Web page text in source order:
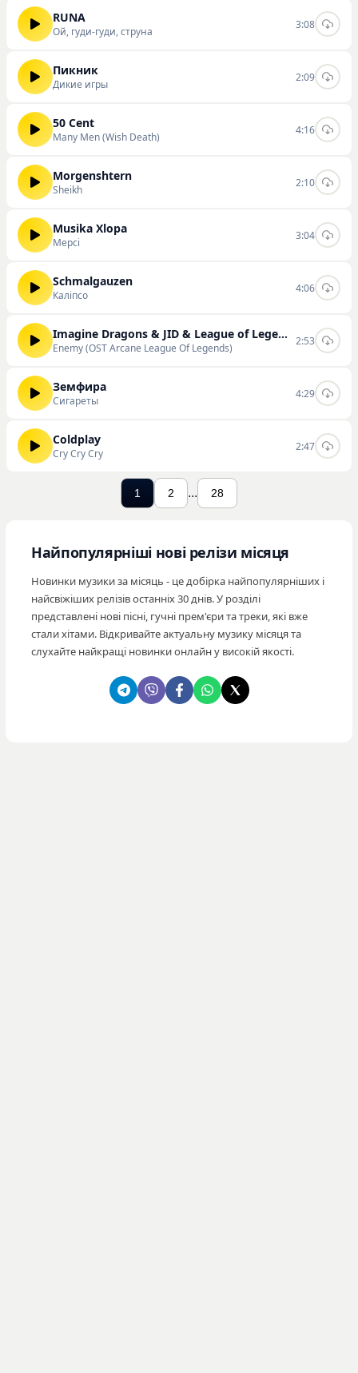
RUNA
Ой, гуди-гуди, струна
3:08
Пикник
Дикие игры
2:09
50 Cent
Many Men (Wish Death)
4:16
Morgenshtern
Sheikh
2:10
Musika Xlopa
Мерсі
3:04
Schmalgauzen
Каліпсо
4:06
Imagine Dragons & JID & League of Legends
Enemy (OST Arcane League Of Legends)
2:53
Земфира
Сигареты
4:29
Coldplay
Cry Cry Cry
2:47
1 2 ... 28
Найпопулярніші нові релізи місяця
Новинки музики за місяць - це добірка найпопулярніших і
найсвіжіших релізів останніх 30 днів. У розділі
представлені нові пісні, гучні прем'єри та треки, які вже
стали хітами. Відкривайте актуальну музику місяця та
слухайте найкращі новинки онлайн у високій якості.